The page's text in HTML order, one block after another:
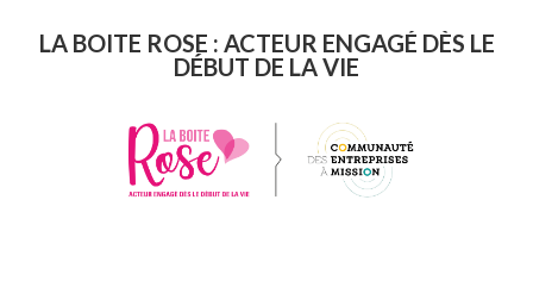
LA BOITE ROSE : ACTEUR ENGAGÉ DÈS LE
DÉBUT DE LA VIE